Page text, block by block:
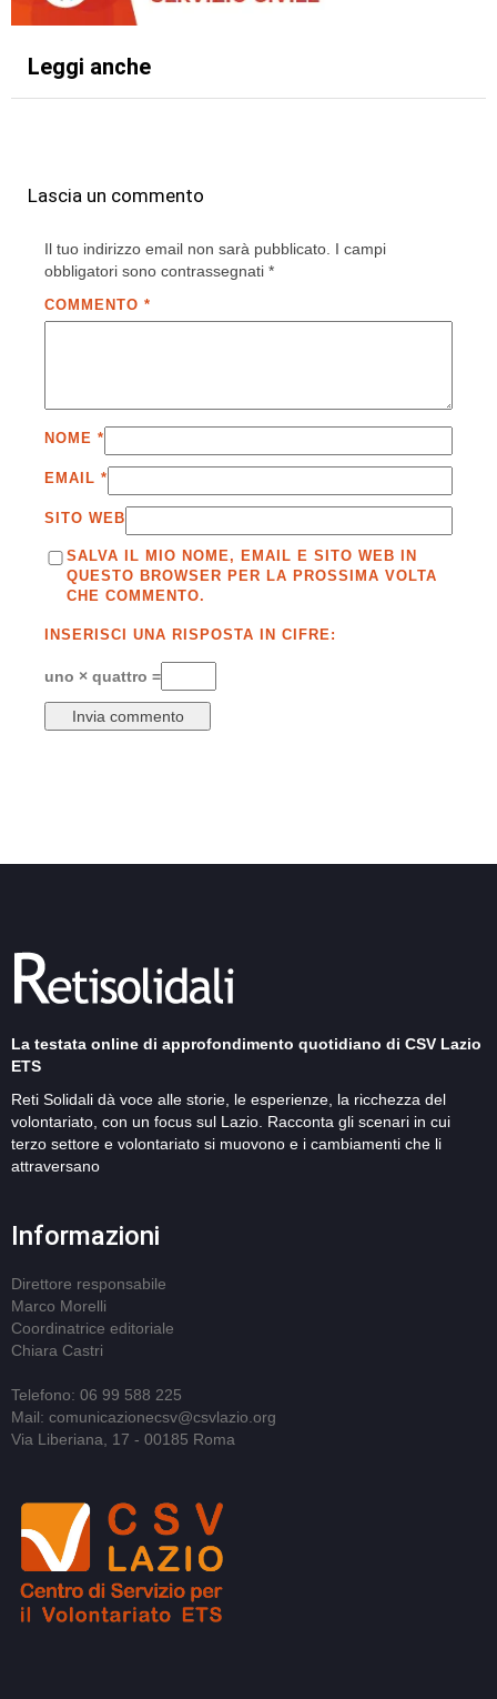
Leggi anche
Lascia un commento
Il tuo indirizzo email non sarà pubblicato. I campi
obbligatori sono contrassegnati *
COMMENTO *
NOME *
EMAIL *
SITO WEB
SALVA IL MIO NOME, EMAIL E SITO WEB IN
QUESTO BROWSER PER LA PROSSIMA VOLTA
CHE COMMENTO.
INSERISCI UNA RISPOSTA IN CIFRE:
uno × quattro =
La testata online di approfondimento quotidiano di CSV Lazio
ETS
Reti Solidali dà voce alle storie, le esperienze, la ricchezza del
volontariato, con un focus sul Lazio. Racconta gli scenari in cui
terzo settore e volontariato si muovono e i cambiamenti che li
attraversano
Informazioni
Direttore responsabile
Marco Morelli
Coordinatrice editoriale
Chiara Castri
Telefono: 06 99 588 225
Mail: comunicazionecsv@csvlazio.org
Via Liberiana, 17 - 00185 Roma